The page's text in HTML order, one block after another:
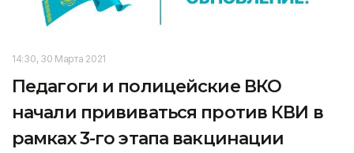
14:30, 30 Марта 2021
Педагоги и полицейские ВКО
начали прививаться против КВИ в
рамках 3-го этапа вакцинации